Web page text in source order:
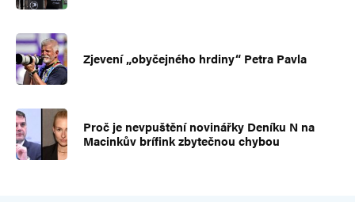
Zjevení „obyčejného hrdiny“ Petra Pavla
Proč je nevpuštění novinářky Deníku N na
Macinkův brífink zbytečnou chybou